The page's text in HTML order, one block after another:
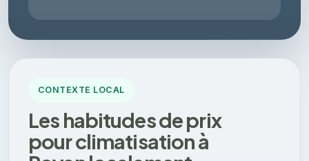
CONTEXTE LOCAL
Les habitudes de prix
pour climatisation à